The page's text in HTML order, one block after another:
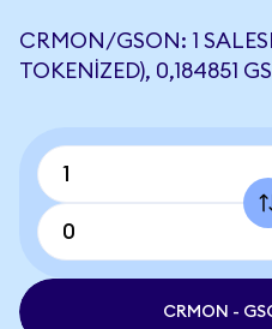
CRMON/GSON: 1
TOKENIZED), 0,184851
CRMON -